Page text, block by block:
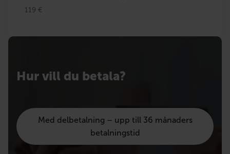
119 €
Hur vill du betala?
Med delbetalning – upp till 36 månaders
betalningstid